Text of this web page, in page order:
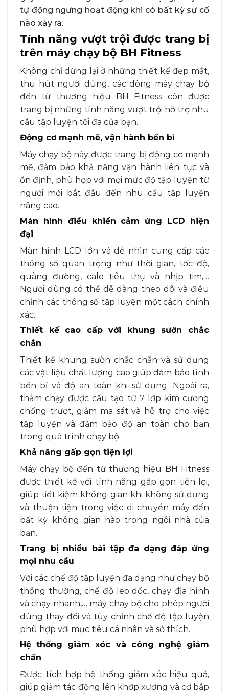
tự động ngưng hoạt động khi có bất kỳ sự cố
nào xảy ra.
Tính năng vượt trội được trang bị
trên máy chạy bộ BH Fitness
Không chỉ dừng lại ở những thiết kế đẹp mắt,
thu hút người dùng, các dòng máy chạy bộ
đến từ thương hiệu BH Fitness còn được
trang bị những tính năng vượt trội hỗ trợ nhu
cầu tập luyện tối đa của bạn.
Động cơ mạnh mẽ, vận hành bền bỉ
Máy chạy bộ này được trang bị động cơ mạnh
mẽ, đảm bảo khả năng vận hành liên tục và
ổn định, phù hợp với mọi mức độ tập luyện từ
người mới bắt đầu đến nhu cầu tập luyện
nâng cao.
Màn hình điều khiển cảm ứng LCD hiện
đại
Màn hình LCD lớn và dễ nhìn cung cấp các
thông số quan trọng như thời gian, tốc độ,
quãng đường, calo tiêu thụ và nhịp tim,…
Người dùng có thể dễ dàng theo dõi và điều
chỉnh các thông số tập luyện một cách chính
xác.
Thiết kế cao cấp với khung sườn chắc
chắn
Thiết kế khung sườn chắc chắn và sử dụng
các vật liệu chất lượng cao giúp đảm bảo tính
bền bỉ và độ an toàn khi sử dụng. Ngoài ra,
thảm chạy được cấu tạo từ 7 lớp kim cương
chống trượt, giảm ma sát và hỗ trợ cho việc
tập luyện và đảm bảo độ an toàn cho bạn
trong quá trình chạy bộ.
Khả năng gấp gọn tiện lợi
Máy chạy bộ đến từ thương hiệu BH Fitness
được thiết kế với tính năng gấp gọn tiện lợi,
giúp tiết kiệm không gian khi không sử dụng
và thuận tiện trong việc di chuyển máy đến
bất kỳ không gian nào trong ngôi nhà của
bạn.
Trang bị nhiều bài tập đa dạng đáp ứng
mọi nhu cầu
Với các chế độ tập luyện đa dạng như chạy bộ
thông thường, chế độ leo dốc, chạy địa hình
và chạy nhanh,… máy chạy bộ cho phép người
dùng thay đổi và tùy chỉnh chế độ tập luyện
phù hợp với mục tiêu cá nhân và sở thích.
Hệ thống giảm xóc và công nghệ giảm
chấn
Được tích hợp hệ thống giảm xóc hiệu quả,
giúp giảm tác động lên khớp xương và cơ bắp